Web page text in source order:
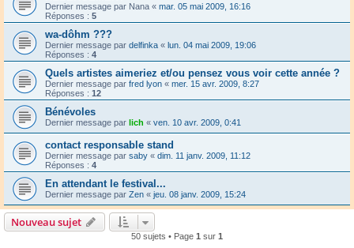
Dernier message par Nana « mar. 05 mai 2009, 16:16
Réponses : 5
wa-dôhm ???
Dernier message par delfinka « lun. 04 mai 2009, 19:06
Réponses : 4
Quels artistes aimeriez et/ou pensez vous voir cette année ?
Dernier message par fred lyon « mer. 15 avr. 2009, 8:27
Réponses : 12
Bénévoles
Dernier message par lich « ven. 10 avr. 2009, 0:41
contact responsable stand
Dernier message par saby « dim. 11 janv. 2009, 11:12
Réponses : 4
En attendant le festival...
Dernier message par Zen « jeu. 08 janv. 2009, 15:24
Nouveau sujet
50 sujets • Page 1 sur 1